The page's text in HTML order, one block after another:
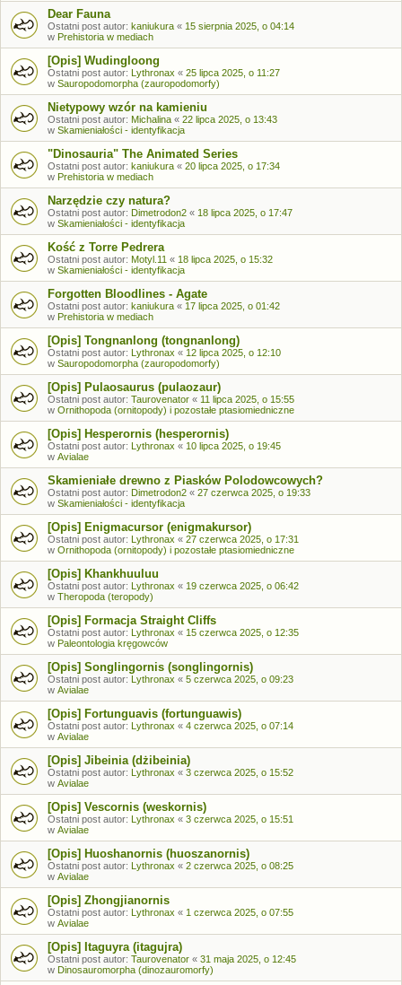
Dear Fauna
Ostatni post autor: kaniukura « 15 sierpnia 2025, o 04:14
w Prehistoria w mediach
[Opis] Wudingloong
Ostatni post autor: Lythronax « 25 lipca 2025, o 11:27
w Sauropodomorpha (zauropodomorfy)
Nietypowy wzór na kamieniu
Ostatni post autor: Michalina « 22 lipca 2025, o 13:43
w Skamieniałości - identyfikacja
"Dinosauria" The Animated Series
Ostatni post autor: kaniukura « 20 lipca 2025, o 17:34
w Prehistoria w mediach
Narzędzie czy natura?
Ostatni post autor: Dimetrodon2 « 18 lipca 2025, o 17:47
w Skamieniałości - identyfikacja
Kość z Torre Pedrera
Ostatni post autor: Motyl.11 « 18 lipca 2025, o 15:32
w Skamieniałości - identyfikacja
Forgotten Bloodlines - Agate
Ostatni post autor: kaniukura « 17 lipca 2025, o 01:42
w Prehistoria w mediach
[Opis] Tongnanlong (tongnanlong)
Ostatni post autor: Lythronax « 12 lipca 2025, o 12:10
w Sauropodomorpha (zauropodomorfy)
[Opis] Pulaosaurus (pulaozaur)
Ostatni post autor: Taurovenator « 11 lipca 2025, o 15:55
w Ornithopoda (ornitopody) i pozostałe ptasiomiedniczne
[Opis] Hesperornis (hesperornis)
Ostatni post autor: Lythronax « 10 lipca 2025, o 19:45
w Avialae
Skamieniałe drewno z Piasków Polodowcowych?
Ostatni post autor: Dimetrodon2 « 27 czerwca 2025, o 19:33
w Skamieniałości - identyfikacja
[Opis] Enigmacursor (enigmakursor)
Ostatni post autor: Lythronax « 27 czerwca 2025, o 17:31
w Ornithopoda (ornitopody) i pozostałe ptasiomiedniczne
[Opis] Khankhuuluu
Ostatni post autor: Lythronax « 19 czerwca 2025, o 06:42
w Theropoda (teropody)
[Opis] Formacja Straight Cliffs
Ostatni post autor: Lythronax « 15 czerwca 2025, o 12:35
w Paleontologia kręgowców
[Opis] Songlingornis (songlingornis)
Ostatni post autor: Lythronax « 5 czerwca 2025, o 09:23
w Avialae
[Opis] Fortunguavis (fortunguawis)
Ostatni post autor: Lythronax « 4 czerwca 2025, o 07:14
w Avialae
[Opis] Jibeinia (dżibeinia)
Ostatni post autor: Lythronax « 3 czerwca 2025, o 15:52
w Avialae
[Opis] Vescornis (weskornis)
Ostatni post autor: Lythronax « 3 czerwca 2025, o 15:51
w Avialae
[Opis] Huoshanornis (huoszanornis)
Ostatni post autor: Lythronax « 2 czerwca 2025, o 08:25
w Avialae
[Opis] Zhongjianornis
Ostatni post autor: Lythronax « 1 czerwca 2025, o 07:55
w Avialae
[Opis] Itaguyra (itagujra)
Ostatni post autor: Taurovenator « 31 maja 2025, o 12:45
w Dinosauromorpha (dinozauromorfy)